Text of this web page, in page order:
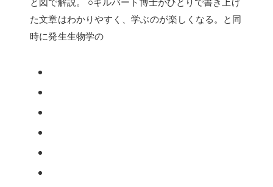
た文章はわかりやすく、学ぶのが楽しくなる。と同
時に発生生物学の